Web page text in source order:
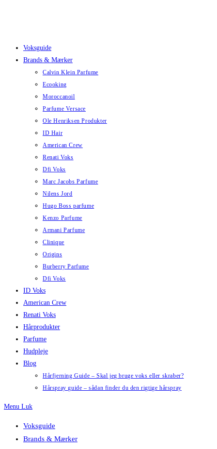
Voksguide
Brands & Mærker
Calvin Klein Parfume
Ecooking
Moroccanoil
Parfume Versace
Ole Henriksen Produkter
ID Hair
American Crew
Renati Voks
Dfi Voks
Marc Jacobs Parfume
Nilens Jord
Hugo Boss parfume
Kenzo Parfume
Armani Parfume
Clinique
Origins
Burberry Parfume
Dfi Voks
ID Voks
American Crew
Renati Voks
Hårprodukter
Parfume
Hudpleje
Blog
Hårfjerning Guide – Skal jeg bruge voks eller skraber?
Hårspray guide – sådan finder du den rigtige hårspray
Menu Luk
Voksguide
Brands & Mærker